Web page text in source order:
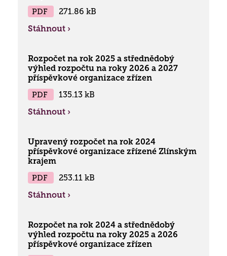
PDF 271.86 kB
Stáhnout ›
Rozpočet na rok 2025 a střednědobý
výhled rozpočtu na roky 2026 a 2027
příspěvkové organizace zřízen
PDF 135.13 kB
Stáhnout ›
Upravený rozpočet na rok 2024
příspěvkové organizace zřízené Zlínským
krajem
PDF 253.11 kB
Stáhnout ›
Rozpočet na rok 2024 a střednědobý
výhled rozpočtu na roky 2025 a 2026
příspěvkové organizace zřízen